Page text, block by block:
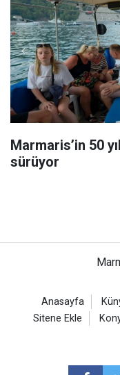
Marmaris’in 50
sürüyor
Anasayfa
Sitene Ekle